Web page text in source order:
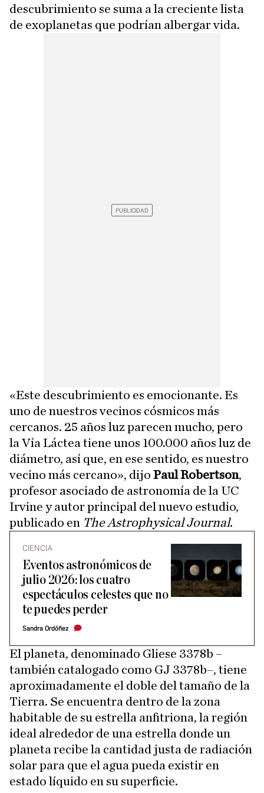
descubrimiento se suma a la creciente lista
de exoplanetas que podrían albergar vida.
«Este descubrimiento es emocionante. Es
uno de nuestros vecinos cósmicos más
cercanos. 25 años luz parecen mucho, pero
la Vía Láctea tiene unos 100.000 años luz de
diámetro, así que, en ese sentido, es nuestro
vecino más cercano», dijo Paul Robertson,
profesor asociado de astronomía de la UC
Irvine y autor principal del nuevo estudio,
publicado en The Astrophysical Journal.
CIENCIA
Eventos astronómicos de
julio 2026: los cuatro
espectáculos celestes que no
te puedes perder
Sandra Ordóñez
El planeta, denominado Gliese 3378b –
también catalogado como GJ 3378b–, tiene
aproximadamente el doble del tamaño de la
Tierra. Se encuentra dentro de la zona
habitable de su estrella anfitriona, la región
ideal alrededor de una estrella donde un
planeta recibe la cantidad justa de radiación
solar para que el agua pueda existir en
estado líquido en su superficie.